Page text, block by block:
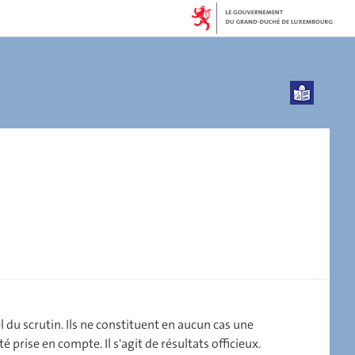
scrutin. Ils ne constituent en aucun cas une
prise en compte. Il s'agit de résultats officieux.